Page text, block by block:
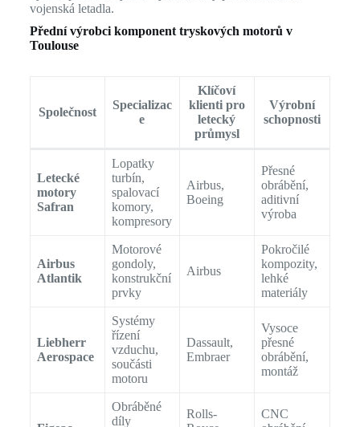
vojenská letadla.
Přední výrobci komponent tryskových motorů v
Toulouse
Společnost
Specializac
e
Klíčoví
klienti pro
letecký
průmysl
Výrobní
schopnosti
Letecké
motory
Safran
Lopatky
turbín,
spalovací
komory,
kompresory
Airbus,
Boeing
Přesné
obrábění,
aditivní
výroba
Airbus
Atlantik
Motorové
gondoly,
konstrukční
prvky
Airbus
Pokročilé
kompozity,
lehké
materiály
Liebherr
Aerospace
Systémy
řízení
vzduchu,
součásti
motoru
Dassault,
Embraer
Vysoce
přesné
obrábění,
montáž
Obráběné
díly
Rolls-
CNC